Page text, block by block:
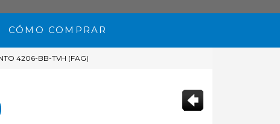
CÓMO COMPRAR
4206-BB-TVH (FAG)